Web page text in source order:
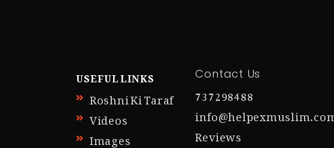
USEFUL LINKS
Roshni Ki Taraf
Videos
Images
Contact Us
737298488
Reviews